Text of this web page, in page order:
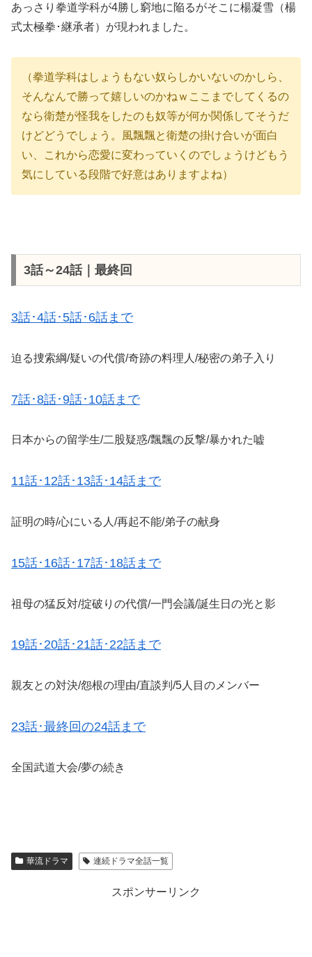
あっさり拳道学科が4勝し窮地に陥るがそこに楊凝雪（楊
式太極拳･継承者）が現われました。
（拳道学科はしょうもない奴らしかいないのかしら、
そんなんで勝って嬉しいのかねｗここまでしてくるの
なら衛楚が怪我をしたのも奴等が何か関係してそうだ
けどどうでしょう。風飄飄と衛楚の掛け合いが面白
い、これから恋愛に変わっていくのでしょうけどもう
気にしている段階で好意はありますよね）
3話～24話｜最終回
3話･4話･5話･6話まで
迫る捜索綱/疑いの代償/奇跡の料理人/秘密の弟子入り
7話･8話･9話･10話まで
日本からの留学生/二股疑惑/飄飄の反撃/暴かれた嘘
11話･12話･13話･14話まで
証明の時/心にいる人/再起不能/弟子の献身
15話･16話･17話･18話まで
祖母の猛反対/掟破りの代償/一門会議/誕生日の光と影
19話･20話･21話･22話まで
親友との対決/怨根の理由/直談判/5人目のメンバー
23話･最終回の24話まで
全国武道大会/夢の続き
華流ドラマ 連続ドラマ全話一覧
スポンサーリンク